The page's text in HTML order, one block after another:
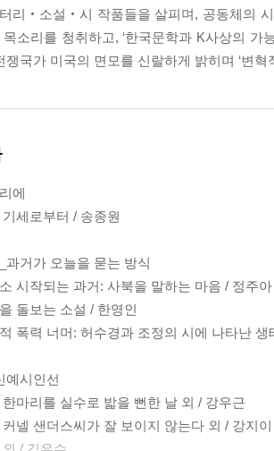
리‧소설‧시 작품들을 살피며, 공동체의 시
목소리를 청취하고, ‘한국문학과 K사상의 가
쟁국가 미국의 면모를 신랄하게 밝히며 ‘변
에
기세로부터 / 송종원
과거가 오늘을 묻는 방식
시작되는 과거: 사북을 말하는 마음 / 정주아
돌보는 소설 / 한영인
폭력 너머: 허수경과 조정의 시에 나타난 생
예시인선
한마리를 실수로 밟을 뻔한 날 외 / 강우근
커넬 샌더스씨가 잘 보이지 않는다 외 / 강지이